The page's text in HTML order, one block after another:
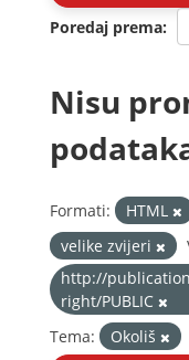
Poredaj prema
Nisu
Formati: HTML
velike zvijeri
http://
right/PUBLIC
Tema:
Okoliš